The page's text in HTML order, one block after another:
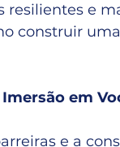
resilientes e
construir
em
e a